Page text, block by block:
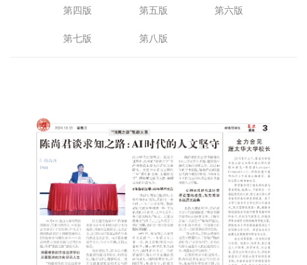
第四版 第五版 第六版
第七版 第八版